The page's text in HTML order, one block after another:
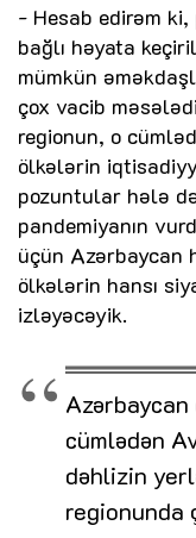
- Hesab edirəm
bağlı həyata
mümkün
çox vacib
regionun, o
ölkələrin
pozuntular hələ
pandemiyanın
üçün Azərbaycan
ölkələrin hansı
izləyəcəyik.
cümlədən
dəhlizin
regionunda